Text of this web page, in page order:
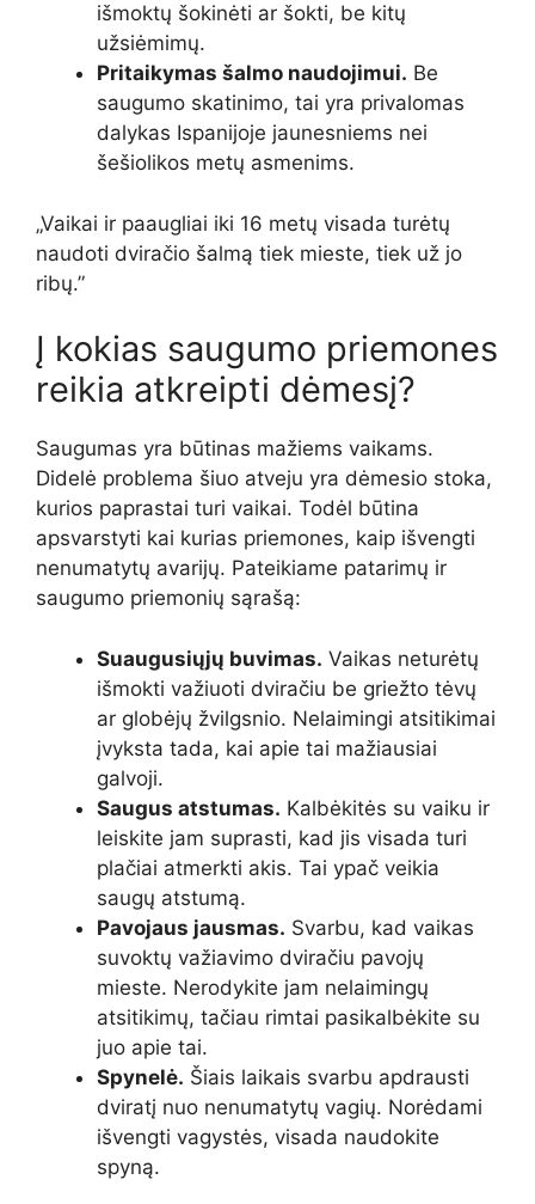
išmoktų šokinėti ar šokti, be kitų
užsiėmimų.
Pritaikymas šalmo naudojimui. Be
saugumo skatinimo, tai yra privalomas
dalykas Ispanijoje jaunesniems nei
šešiolikos metų asmenims.
„Vaikai ir paaugliai iki 16 metų visada turėtų
naudoti dviračio šalmą tiek mieste, tiek už jo
ribų.”
Į kokias saugumo priemones
reikia atkreipti dėmesį?
Saugumas yra būtinas mažiems vaikams.
Didelė problema šiuo atveju yra dėmesio stoka,
kurios paprastai turi vaikai. Todėl būtina
apsvarstyti kai kurias priemones, kaip išvengti
nenumatytų avarijų. Pateikiame patarimų ir
saugumo priemonių sąrašą:
Suaugusiųjų buvimas. Vaikas neturėtų
išmokti važiuoti dviračiu be griežto tėvų
ar globėjų žvilgsnio. Nelaimingi atsitikimai
įvyksta tada, kai apie tai mažiausiai
galvoji.
Saugus atstumas. Kalbėkitės su vaiku ir
leiskite jam suprasti, kad jis visada turi
plačiai atmerkti akis. Tai ypač veikia
saugų atstumą.
Pavojaus jausmas. Svarbu, kad vaikas
suvoktų važiavimo dviračiu pavojų
mieste. Nerodykite jam nelaimingų
atsitikimų, tačiau rimtai pasikalbėkite su
juo apie tai.
Spynelė. Šiais laikais svarbu apdrausti
dviratį nuo nenumatytų vagių. Norėdami
išvengti vagystės, visada naudokite
spyną.